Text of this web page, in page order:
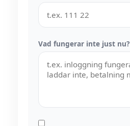
Vad fungerar inte just nu?